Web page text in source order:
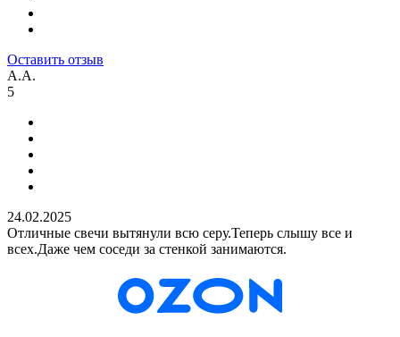
Оставить отзыв
А.А.
5
24.02.2025
Отличные свечи вытянули всю серу.Теперь слышу все и
всех.Даже чем соседи за стенкой занимаются.